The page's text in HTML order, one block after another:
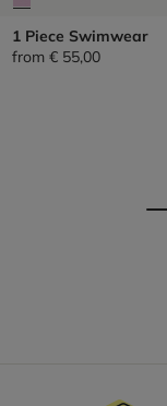
1 Piece Swimwear
from € 55,00